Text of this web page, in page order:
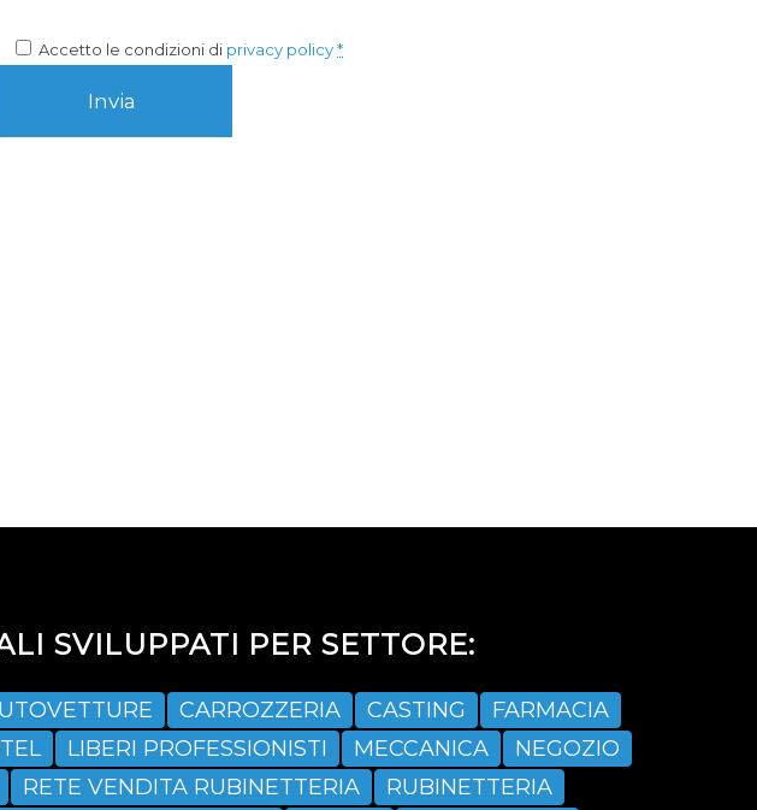
Accetto le condizioni di privacy policy *
SVILUPPATI PER SETTORE:
CARROZZERIA CASTING
FARMACIA
LIBERI PROFESSIONISTI MECCANICA
NEGOZIO
RETE VENDITA RUBINETTERIA
RUBINETTERIA